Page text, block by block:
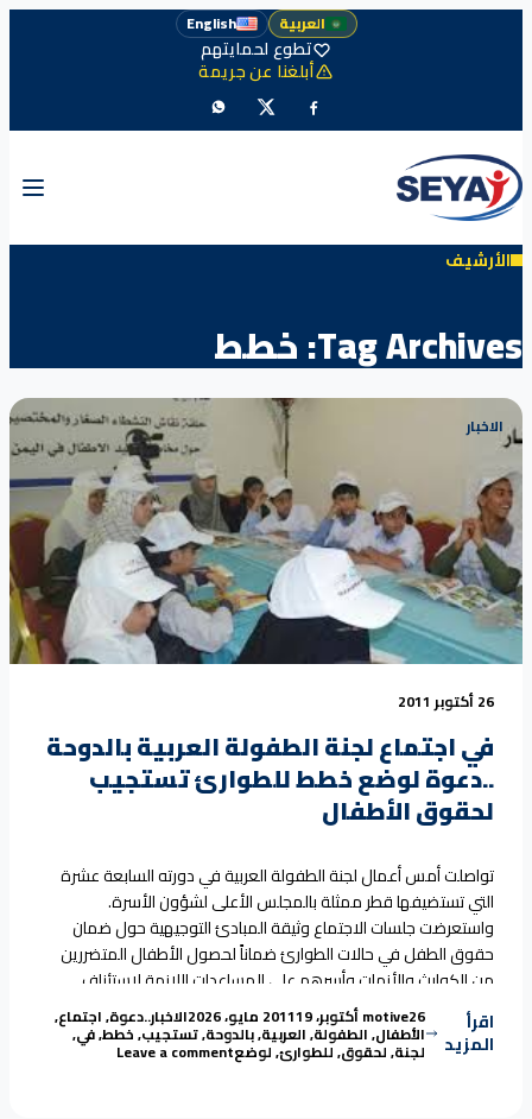
العربية English
تطوع لحمايتهم
أبلغنا عن جريمة
الأرشيف
Tag Archives: خطط
الاخبار
26 أكتوبر 2011
في اجتماع لجنة الطفولة العربية بالدوحة
..دعوة لوضع خطط للطوارئ تستجيب
لحقوق الأطفال
تواصلت أمس أعمال لجنة الطفولة العربية في دورته السابعة عشرة
التي تستضيفها قطر ممثلة بالمجلس الأعلى لشؤون الأسرة.
واستعرضت جلسات الاجتماع وثيقة المبادئ التوجيهية حول ضمان
حقوق الطفل في حالات الطوارئ ضماناً لحصول الأطفال المتضررين
من الكوارث والأزمات وأسرهم على المساعدات اللازمة لاستئناف
حياتهم العادية, خاصة أن الظروف التي تمر بها بالمنطقة العربية
تستدعي التدخلContinue reading“في اجتماع لجنة الطفولة العربية اقرأ
المزيد
Posted by
motive26 أكتوبر، 2011 19 مايو، 2026 Posted in
الاخبارTags:
..دعوة,اجتماع,
الأطفال,الطفولة,العربية,بالدوحة,تستجيب,خطط,في,
لجنة,لحقوق,للطوارئ,لوضعLeave a comment